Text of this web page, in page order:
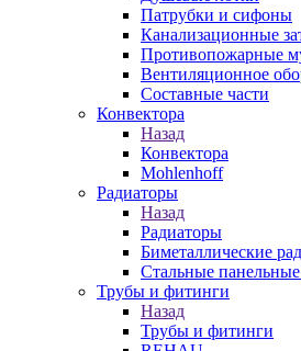
Патрубки и сифоны
Канализационные
Противопожарные
Вентиляционное
Составные части
Конвектора
Назад
Конвектора
Mohlenhoff
Радиаторы
Назад
Радиаторы
Биметаллические
Стальные
Трубы и фитинги
Назад
Трубы и фитинги